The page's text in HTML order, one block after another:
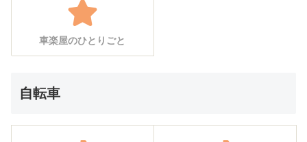
車楽屋のひとりごと
自転車